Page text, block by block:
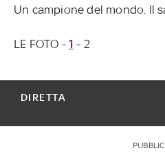
Un campione del mondo. Il
LE FOTO - 1 - 2
DIRETTA